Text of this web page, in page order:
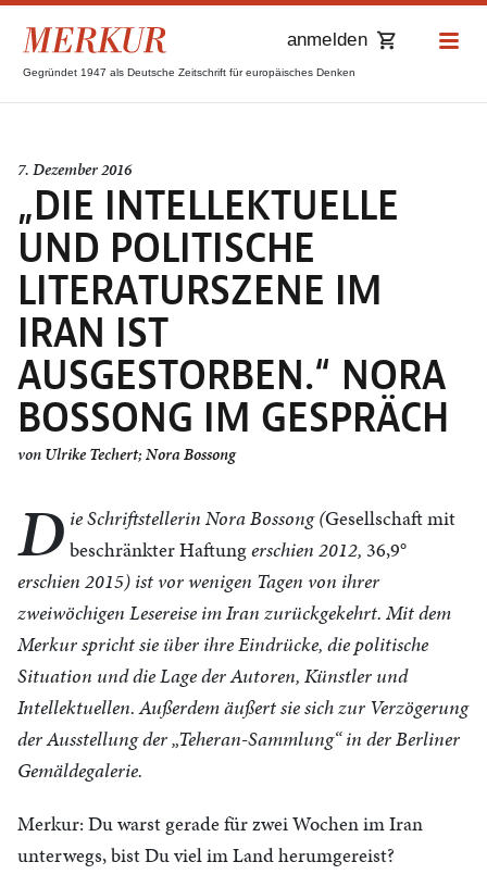
Gegründet 1947 als Deutsche Zeitschrift für europäisches Denken
anmelden
7. Dezember 2016
„DIE INTELLEKTUELLE
UND POLITISCHE
LITERATURSZENE IM
IRAN IST
AUSGESTORBEN.“ NORA
BOSSONG IM GESPRÄCH
von Ulrike Techert; Nora Bossong
D ie Schriftstellerin Nora Bossong (Gesellschaft mit
beschränkter Haftungerschien 2012, 36,9°
erschien 2015) ist vor wenigen Tagen von ihrer
zweiwöchigen Lesereise im Iran zurückgekehrt. Mit dem
Merkur spricht sie über ihre Eindrücke, die politische
Situation und die Lage der Autoren, Künstler und
Intellektuellen. Außerdem äußert sie sich zur Verzögerung
der Ausstellung der „Teheran-Sammlung“ in der Berliner
Gemäldegalerie.
Merkur: Du warst gerade für zwei Wochen im Iran
unterwegs, bist Du viel im Land herumgereist?